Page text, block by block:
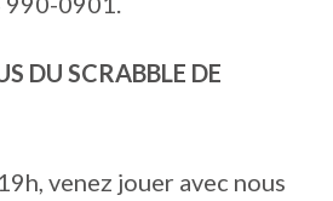
DU SCRABBLE DE
venez jouer avec nous